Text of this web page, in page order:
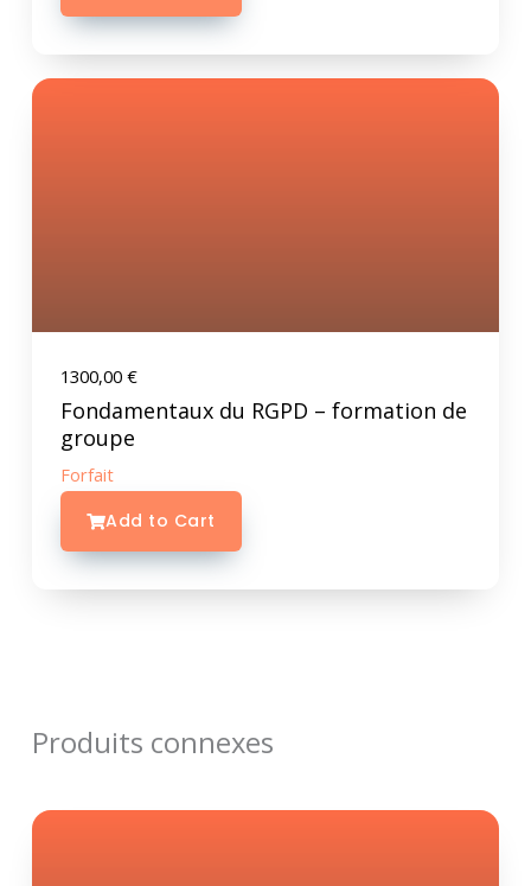
1300,00 €
Fondamentaux du RGPD – formation de
groupe
Forfait
Add to Cart
Produits connexes